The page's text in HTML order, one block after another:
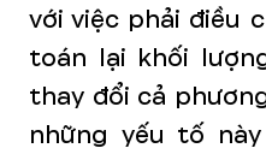
với việc phải điều
toán lại khối
thay đổi cả
những yếu tố